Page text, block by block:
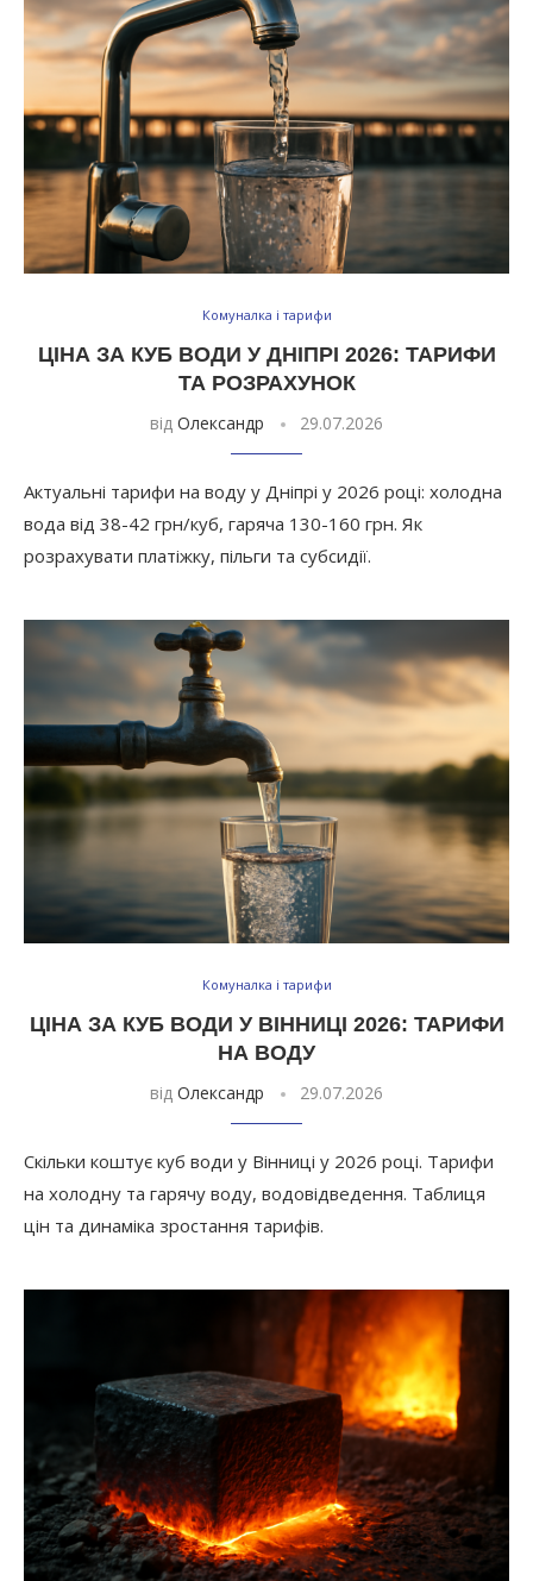
Комуналка і тарифи
ЦІНА ЗА КУБ ВОДИ У ДНІПРІ 2026: ТАРИФИ
ТА РОЗРАХУНОК
від Олександр 29.07.2026
Актуальні тарифи на воду у Дніпрі у 2026 році: холодна
вода від 38-42 грн/куб, гаряча 130-160 грн. Як
розрахувати платіжку, пільги та субсидії.
Комуналка і тарифи
ЦІНА ЗА КУБ ВОДИ У ВІННИЦІ 2026: ТАРИФИ
НА ВОДУ
від Олександр 29.07.2026
Скільки коштує куб води у Вінниці у 2026 році. Тарифи
на холодну та гарячу воду, водовідведення. Таблиця
цін та динаміка зростання тарифів.